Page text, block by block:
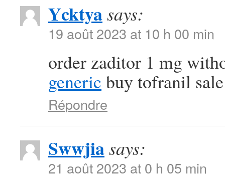
Ycktyasays:
19 août 2023 at 10 h 00 min
order zaditor 1 mg
generic buy tofranil sale
Répondre
Swwjiasays:
21 août 2023 at 0 h 05 min